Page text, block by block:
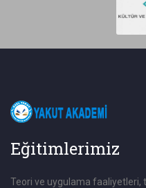
Eğitimlerimiz
Teori ve uygulama faaliyetleri,